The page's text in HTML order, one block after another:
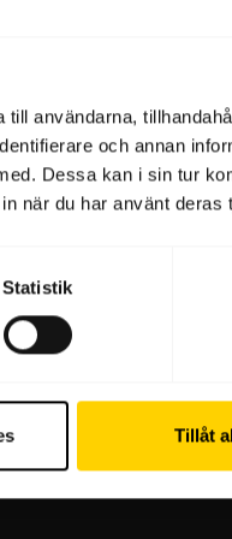
användarna,
och annan
Dessa kan i sin tur
när du har använt deras
Statistik
Tillåt
du